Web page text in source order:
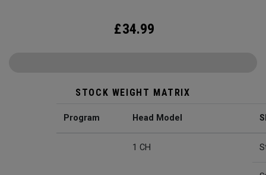
£34.99
STOCK WEIGHT MATRIX
Program Head Model
1 CH